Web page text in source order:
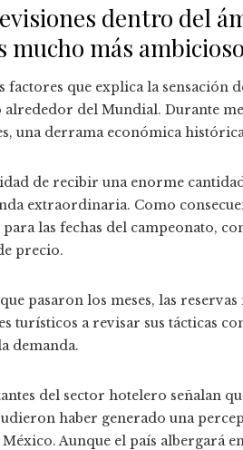
dentro del
mucho más
factores que explica la sensación
alrededor del Mundial. Durante
una derrama económica
de recibir una enorme
extraordinaria. Como
para las fechas del campeonato,
precio.
pasaron los meses, las
turísticos a revisar sus tácticas
demanda.
del sector hotelero señalan
haber generado una
Aunque el país albergará